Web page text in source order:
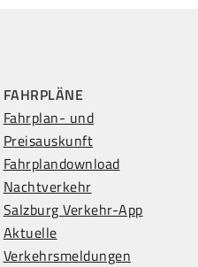
FAHRPLÄNE
Fahrplan- und
Preisauskunft
Fahrplandownload
Nachtverkehr
Salzburg Verkehr-App
Aktuelle
Verkehrsmeldungen